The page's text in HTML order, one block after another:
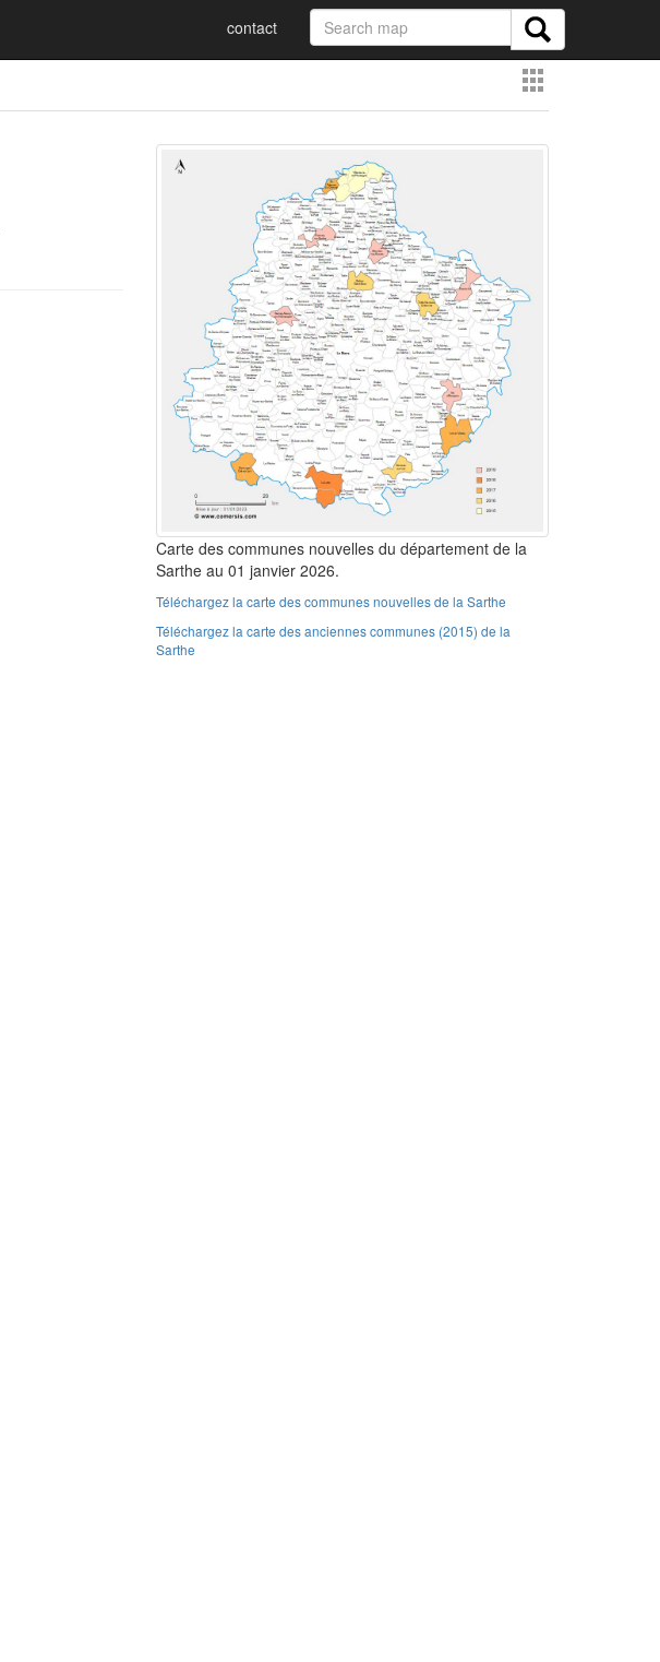
contact
Carte des communes nouvelles du département de la
Sarthe au 01 janvier 2026.
Téléchargez la carte des communes nouvelles de la Sarthe
Téléchargez la carte des anciennes communes (2015) de la
Sarthe